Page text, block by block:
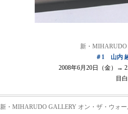
新・
＃1 山内
2008年6月20日（金）
目
新・MIHARUDO GALLERY オン・ザ・ウォ